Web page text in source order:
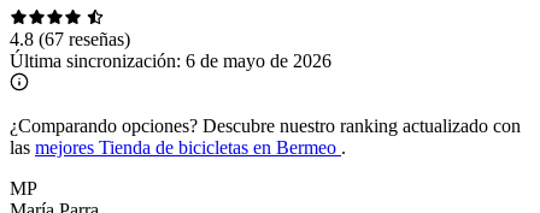
4.8 (67 reseñas)
Última sincronización: 6 de mayo de 2026
¿Comparando opciones? Descubre nuestro ranking actualizado con
las mejores Tienda de bicicletas en Bermeo .
MP